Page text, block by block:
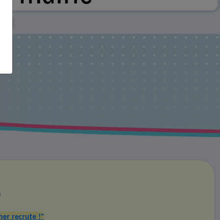
recrute !"